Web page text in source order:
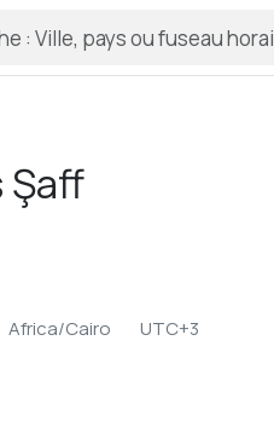
Şaff
Africa/Cairo UTC+3